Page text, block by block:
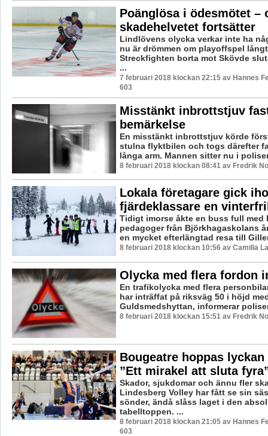
Poänglösa i ödesmötet –
skadehelvetet fortsätter
Lindlövens olycka verkar inte ha
nu är drömmen om playoffspel
Streckfighten borta mot Skövde
...
7 februari 2018 klockan 22:15 av Hannes
603
Misstänkt inbrottstjuv
bemärkelse
En misstänkt inbrottstjuv körde
stulna flyktbilen och togs därefter
långa arm. Mannen sitter nu i
8 februari 2018 klockan 08:41 av Fredrik
Lokala företagare gick
fjärdeklassare en
Tidigt imorse åkte en buss full med
pedagoger från Björkhagaskolans
en mycket efterlängtad resa till
8 februari 2018 klockan 10:56 av Camilla
Olycka med flera fordon
En trafikolycka med flera
har inträffat på riksväg 50 i höjd
Guldsmedshyttan, informerar
8 februari 2018 klockan 15:51 av Fredrik
Bougeatre hoppas lyckan
”Ett mirakel att sluta
Skador, sjukdomar och ännu fler
Lindesberg Volley har fått se sin
sönder, ändå slåss laget i den
tabelltoppen. ...
8 februari 2018 klockan 21:05 av Hannes
603